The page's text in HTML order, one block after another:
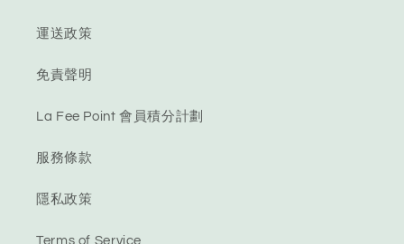
運送政策
免責聲明
La Fee Point 會員積分計劃
服務條款
隱私政策
Terms of Service